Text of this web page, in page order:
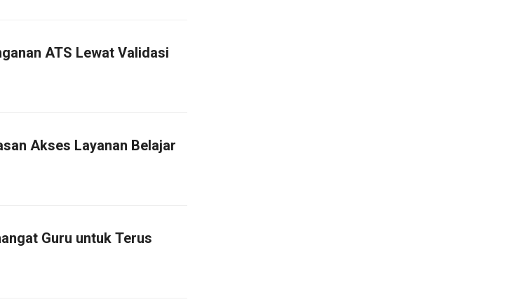
ATS Lewat Validasi
Akses Layanan Belajar
Guru untuk Terus